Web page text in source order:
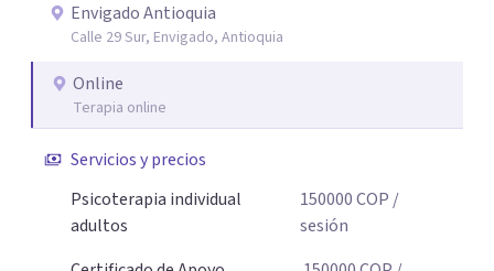
Envigado Antioquia
Calle 29 Sur, Envigado, Antioquia
Online
Terapia online
Servicios y precios
Psicoterapia individual
adultos
150000COP /
sesión